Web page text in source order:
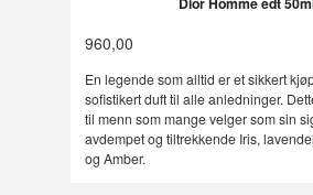
960,00
En legende som alltid er et sikkert
sofistikert duft til alle anledninger.
til menn som mange velger som sin
avdempet og tiltrekkende Iris,
og Amber.